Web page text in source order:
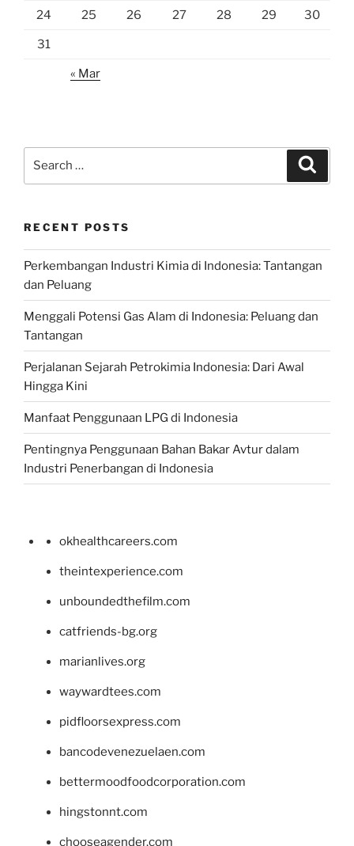
24 25 26 27 28 29 30
31
« Mar
RECENT POSTS
Perkembangan Industri Kimia di Indonesia: Tantangan
dan Peluang
Menggali Potensi Gas Alam di Indonesia: Peluang dan
Tantangan
Perjalanan Sejarah Petrokimia Indonesia: Dari Awal
Hingga Kini
Manfaat Penggunaan LPG di Indonesia
Pentingnya Penggunaan Bahan Bakar Avtur dalam
Industri Penerbangan di Indonesia
okhealthcareers.com
theintexperience.com
unboundedthefilm.com
catfriends-bg.org
marianlives.org
waywardtees.com
pidfloorsexpress.com
bancodevenezuelaen.com
bettermoodfoodcorporation.com
hingstonnt.com
chooseagender.com